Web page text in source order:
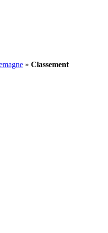
» Classement